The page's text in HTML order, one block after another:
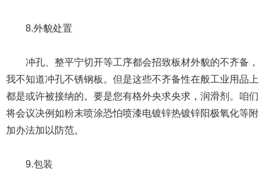
8.外貌处置
冲孔、整平宁切开等工序都会招致板材外貌的不齐备，
我不知道冲孔不锈钢板。但是这些不齐备性在般工业用品上
都是或许被接纳的。要是您有格外央求央求，润滑剂。咱们
将会议决例如粉末喷涂恐怕喷漆电镀锌热镀锌阳极氧化等附
加办法加以防范。
9.包装